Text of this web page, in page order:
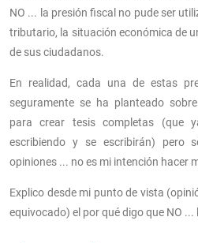
NO ... la presión fiscal no pude ser
tributario, la situación económica de
de sus ciudadanos.
En realidad, cada una de estas
seguramente se ha planteado
para crear tesis completas (que
escribiendo y se escribirán) pero
opiniones ... no es mi intención hacer
Explico desde mi punto de vista
equivocado) el por qué digo que NO